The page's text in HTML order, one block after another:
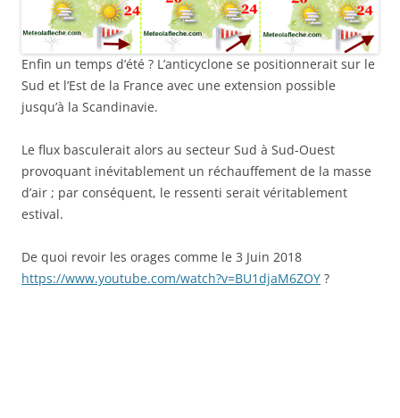
Enfin un temps d’été ? L’anticyclone se positionnerait sur le
Sud et l’Est de la France avec une extension possible
jusqu’à la Scandinavie.
Le flux basculerait alors au secteur Sud à Sud-Ouest
provoquant inévitablement un réchauffement de la masse
d’air ; par conséquent, le ressenti serait véritablement
estival.
De quoi revoir les orages comme le 3 Juin 2018
https://www.youtube.com/watch?v=BU1djaM6ZOY ?